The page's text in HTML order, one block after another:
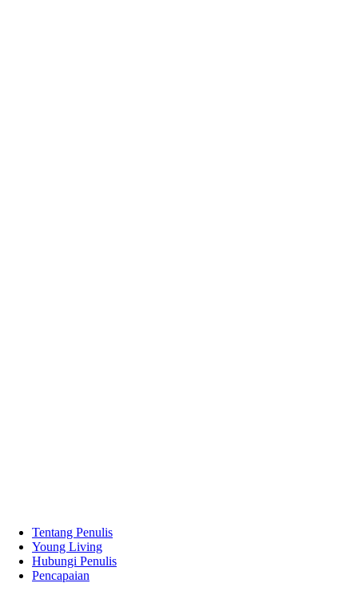
Tentang Penulis
Young Living
Hubungi Penulis
Pencapaian